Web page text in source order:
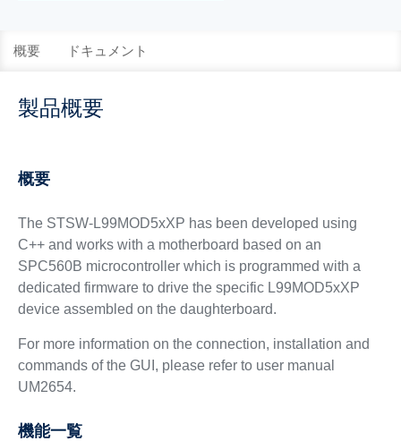
概要 ドキュメント
製品概要
概要
The STSW-L99MOD5xXP has been developed using
C++ and works with a motherboard based on an
SPC560B microcontroller which is programmed with a
dedicated firmware to drive the specific L99MOD5xXP
device assembled on the daughterboard.
For more information on the connection, installation and
commands of the GUI, please refer to user manual
UM2654.
機能一覧